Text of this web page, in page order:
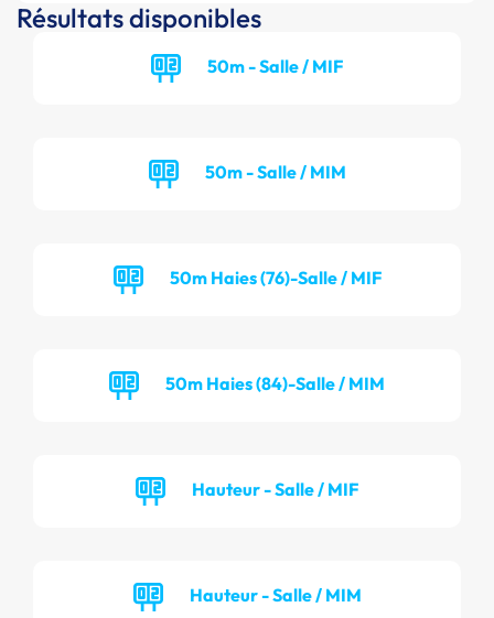
Résultats disponibles
50m - Salle / MIF
50m - Salle / MIM
50m Haies (76)-Salle / MIF
50m Haies (84)-Salle / MIM
Hauteur - Salle / MIF
Hauteur - Salle / MIM